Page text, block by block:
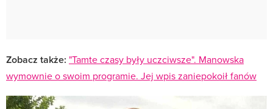
Zobacz także: "Tamte czasy były uczciwsze". Manowska
wymownie o swoim programie. Jej wpis zaniepokoił fanów